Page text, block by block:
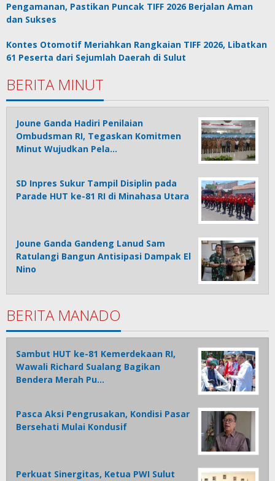
Pengamanan, Pastikan Puncak TIFF 2026 Berjalan Aman
dan Sukses
Kontes Otomotif Meriahkan Rangkaian TIFF 2026, Libatkan
61 Peserta dari Sejumlah Daerah di Sulut
BERITA MINUT
Joune Ganda Hadiri Penilaian
Ombudsman RI, Tegaskan Komitmen
Minut Wujudkan Pela…
SD Inpres Sukur Tampil Disiplin pada
Parade HUT ke-81 RI di Minahasa Utara
Joune Ganda Gandeng Lanud Sam
Ratulangi Bangun Antisipasi Dampak El
Nino
BERITA MANADO
Sambut HUT ke-81 Kemerdekaan RI,
Wawali Richard Sualang Bagikan
Bendera Merah Pu…
Pasca Aksi Pengrusakan, Kondisi Pasar
Bersehati Mulai Kondusif
Perkuat Sinergitas, Ketua PWI Sulut